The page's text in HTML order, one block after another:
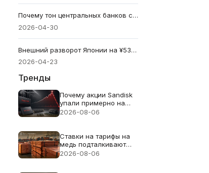
Почему тон центральных банков сейчас определяет валютный рынок
2026-04-30
Внешний разворот Японии на ¥533 трлн: ослабевает ли автоматический спрос на облигации?
2026-04-23
Тренды
Почему акции Sandisk
упали примерно на
13% несмотря на
2026-08-06
Ставки на тарифы на
медь подталкивают
цену меди к рекорду
2026-08-06